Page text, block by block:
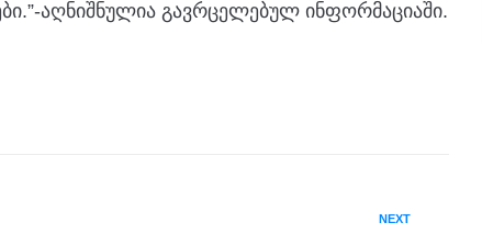
აღნიშნულია გავრცელებულ ინფორმაციაში.
NEXT